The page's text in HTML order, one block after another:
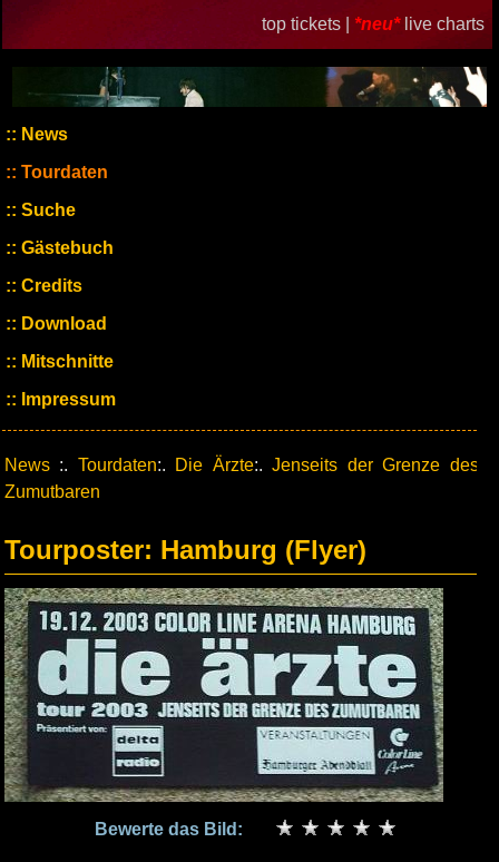
top tickets | *neu* live charts
News
Tourdaten
Suche
Gästebuch
Credits
Download
Mitschnitte
Impressum
News :. Tourdaten:. Die Ärzte:.Jenseits der Grenze des
Zumutbaren
Tourposter: Hamburg (Flyer)
Bewerte das Bild: